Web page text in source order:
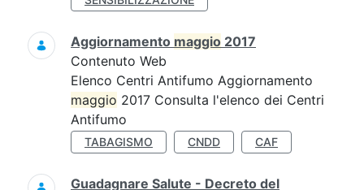
Aggiornamento maggio 2017
Contenuto Web
Elenco Centri Antifumo Aggiornamento
maggio 2017 Consulta l'elenco dei Centri
Antifumo
TABAGISMO CNDD CAF
Guadagnare Salute - Decreto del